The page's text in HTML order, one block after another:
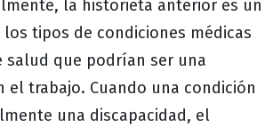
la historieta anterior es un
tipos de condiciones médicas
salud que podrían ser una
el trabajo. Cuando una condición
una discapacidad, el